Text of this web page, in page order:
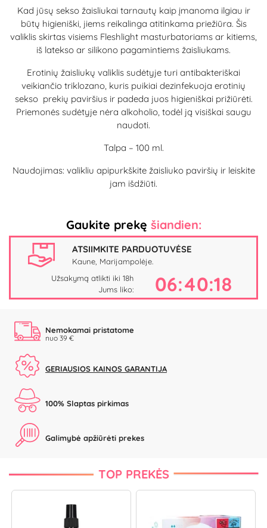
Kad jūsų sekso žaisliukai tarnautų kaip įmanoma ilgiau ir
būtų higieniški, jiems reikalinga atitinkama priežiūra. Šis
valiklis skirtas visiems Fleshlight masturbatoriams ar kitiems,
iš latekso ar silikono pagamintiems žaisliukams.
Erotinių žaisliukų valiklis sudėtyje turi antibakteriškai
veikiančio triklozano, kuris puikiai dezinfekuoja erotinių
sekso prekių paviršius ir padeda juos higieniškai prižiūrėti.
Priemonės sudėtyje nėra alkoholio, todėl ją visiškai saugu
naudoti.
Talpa – 100 ml.
Naudojimas: valikliu apipurkškite žaisliuko paviršių ir leiskite
jam išdžiūti.
Gaukite prekę šiandien:
ATSIIMKITE PARDUOTUVĖSE
Kaune, Marijampolėje.
Užsakymą atlikti iki 18h
Jums liko:
06:40:18
Nemokamai pristatome
nuo 39 €
GERIAUSIOS KAINOS GARANTIJA
100% Slaptas pirkimas
Galimybė apžiūrėti prekes
TOP PREKĖS